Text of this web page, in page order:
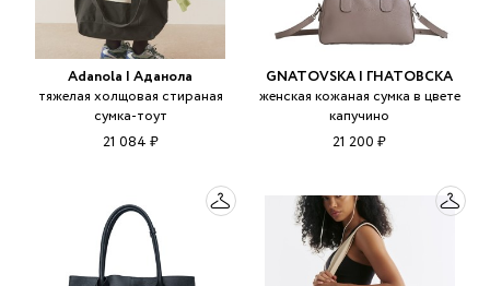
Adanola | Аданола
тяжелая холщовая стираная
сумка-тоут
21 084 ₽
GNATOVSKA | ГНАТОВСКА
женская кожаная сумка в цвете
капучино
21 200 ₽